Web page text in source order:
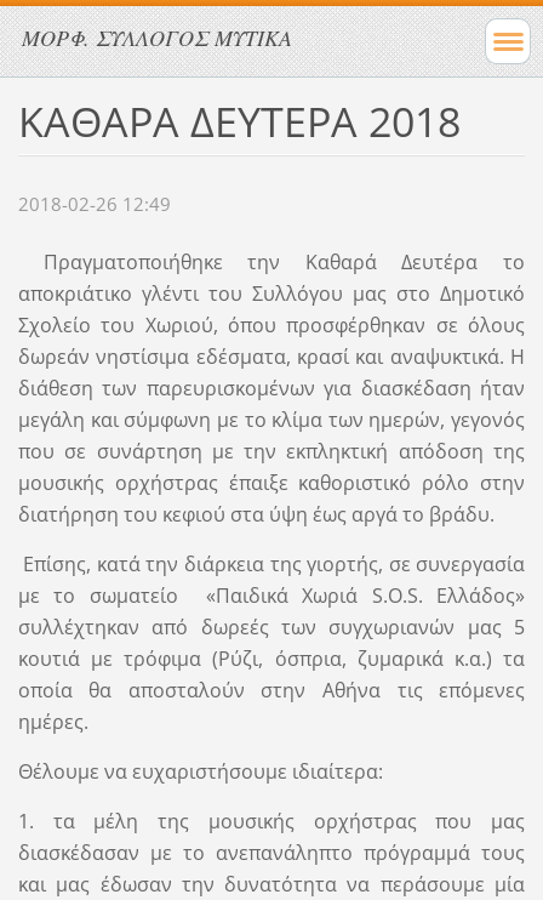
ΜΟΡΦ. ΣΥΛΛΟΓΟΣ ΜΥΤΙΚΑ
ΚΑΘΑΡΑ ΔΕΥΤΕΡΑ 2018
2018-02-26 12:49
Πραγματοποιήθηκε την Καθαρά Δευτέρα το
αποκριάτικο γλέντι του Συλλόγου μας στο Δημοτικό
Σχολείο του Χωριού, όπου προσφέρθηκαν σε όλους
δωρεάν νηστίσιμα εδέσματα, κρασί και αναψυκτικά. Η
διάθεση των παρευρισκομένων για διασκέδαση ήταν
μεγάλη και σύμφωνη με το κλίμα των ημερών, γεγονός
που σε συνάρτηση με την εκπληκτική απόδοση της
μουσικής ορχήστρας έπαιξε καθοριστικό ρόλο στην
διατήρηση του κεφιού στα ύψη έως αργά το βράδυ.
Επίσης, κατά την διάρκεια της γιορτής, σε συνεργασία
με το σωματείο «Παιδικά Χωριά S.O.S. Ελλάδος»
συλλέχτηκαν από δωρεές των συγχωριανών μας 5
κουτιά με τρόφιμα (Ρύζι, όσπρια, ζυμαρικά κ.α.) τα
οποία θα αποσταλούν στην Αθήνα τις επόμενες
ημέρες.
Θέλουμε να ευχαριστήσουμε ιδιαίτερα:
1. τα μέλη της μουσικής ορχήστρας που μας
διασκέδασαν με το ανεπανάληπτο πρόγραμμά τους
και μας έδωσαν την δυνατότητα να περάσουμε μία